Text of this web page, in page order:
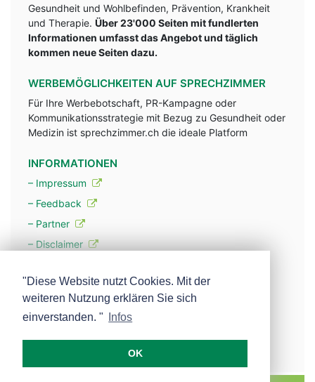
Gesundheit und Wohlbefinden, Prävention, Krankheit
und Therapie. Über 23'000 Seiten mit fundlerten
Informationen umfasst das Angebot und täglich
kommen neue Seiten dazu.
WERBEMÖGLICHKEITEN AUF SPRECHZIMMER
Für Ihre Werbebotschaft, PR-Kampagne oder
Kommunikationsstrategie mit Bezug zu Gesundheit oder
Medizin ist sprechzimmer.ch die ideale Platform
INFORMATIONEN
– Impressum
– Feedback
– Partner
– Disclaimer
– Werbung
– Mehr über unsere Experten
"Diese Website nutzt Cookies. Mit der
weiteren Nutzung erklären Sie sich
einverstanden. "
Infos
OK